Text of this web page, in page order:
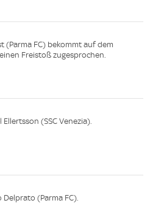
(Parma FC) bekommt auf dem
Freistoß zugesprochen.
(SSC Venezia).
Delprato (Parma FC).